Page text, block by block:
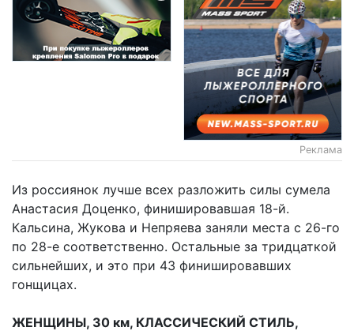
Реклама
Из россиянок лучше всех разложить силы сумела
Анастасия Доценко, финишировавшая 18-й.
Кальсина, Жукова и Непряева заняли места с 26-го
по 28-е соответственно. Остальные за тридцаткой
сильнейших, и это при 43 финишировавших
гонщицах.
ЖЕНЩИНЫ, 30 км, КЛАССИЧЕСКИЙ СТИЛЬ,